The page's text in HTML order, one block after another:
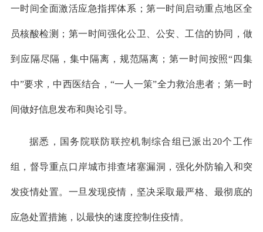
一时间全面激活应急指挥体系；第一时间启动重点地区全
员核酸检测；第一时间强化公卫、公安、工信的协同，做
到应隔尽隔，集中隔离，规范隔离；第一时间按照“四集
中”要求，中西医结合，“一人一策”全力救治患者；第一时
间做好信息发布和舆论引导。
据悉，国务院联防联控机制综合组已派出20个工作
组，督导重点口岸城市排查堵塞漏洞，强化外防输入和突
发疫情处置。一旦发现疫情，坚决采取最严格、最彻底的
应急处置措施，以最快的速度控制住疫情。